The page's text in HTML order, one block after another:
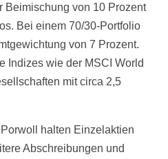
Beimischung von 10 Prozent
Bei einem 70/30-Portfolio
von 7 Prozent.
Indizes wie der MSCI World
mit circa 2,5
halten Einzelaktien
Abschreibungen und